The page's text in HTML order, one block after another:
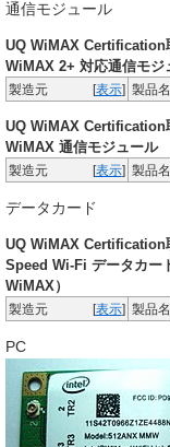
通信モジュール
UQ WiMAX Certification
WiMAX 2+ 対応通信モジ
[表示]
製造元 製品名
UQ WiMAX Certification
WiMAX 通信モジュール
[表示]
製造元 製品名
データカード
UQ WiMAX Certification
Speed Wi-Fi データカー
WiMAX）
[表示]
製造元 製品名
PC